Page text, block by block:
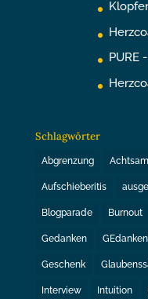
PURE
Schlagwörter
Abgrenzung
Aufschieberitis
Blogparade Burnout
Gedanken
Geschenk
Interview Intuition